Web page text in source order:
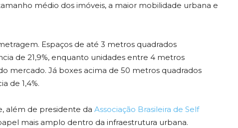
médio dos imóveis, a maior mobilidade urbana e
Espaços de até 3 metros quadrados
de 21,9%, enquanto unidades entre 4 metros
mercado. Já boxes acima de 50 metros quadrados
de 1,4%.
além de presidente da Associação Brasileira de Self
mais amplo dentro da infraestrutura urbana.